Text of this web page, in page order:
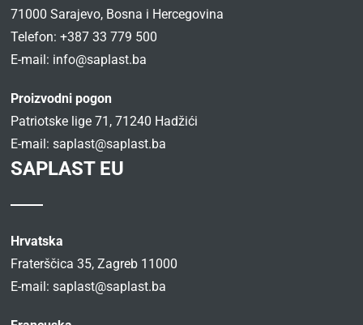
71000 Sarajevo, Bosna i Hercegovina
Telefon: +387 33 779 500
E-mail: info@saplast.ba
Proizvodni pogon
Patriotske lige 71, 71240 Hadžići
E-mail:saplast@saplast.ba
SAPLAST EU
Hrvatska
Fraterščica 35, Zagreb 11000
E-mail:saplast@saplast.ba